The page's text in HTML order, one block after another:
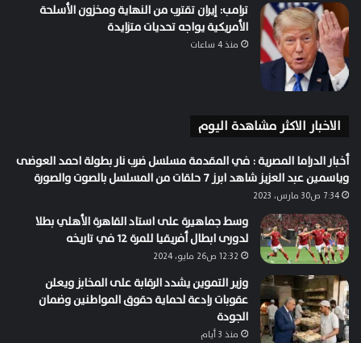
ترامب: إيران تقترب من النهاية ومخزون الأسلحة
الأمريكية يواجه تحديات متزايدة
منذ 4 ساعات
الاخبار الاكثر مشاهدة اليوم
أخبار الدراما المصرية : في المقدمة مسلسل ضرب نار بطولة احمد العوضى
وياسمين عبد العزيز شاهد ابرز 7 حلقات من المسلسل بالصوت والصورة
7:34 ص30 مارس، 2023
وسط جماهيرة على استاد القاهرة الأهلي بطلا
لدورى ابطال أفريقيا للمرة 12 في تاريخه
12:32 ص26 مايو، 2024
وزير التموين يشدد الرقابة على المخابز ويعلن
عقوبات رادعة لحماية حقوق المواطنين وضمان
الجودة
منذ 3 أيام